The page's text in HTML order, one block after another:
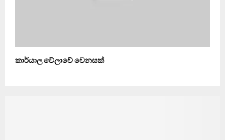
කාර්යාල වේලාවේ වෙනසක්